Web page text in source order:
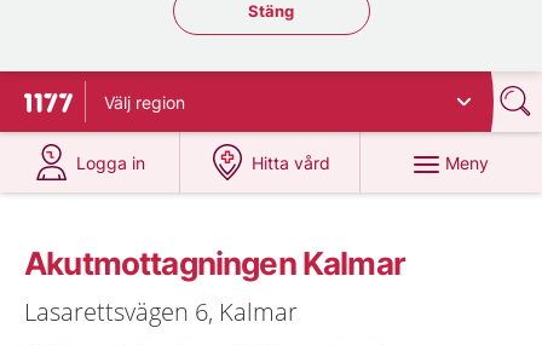
Stäng regionsväljaren
Stäng
Till startsidan för 1177
Välj region
Logga in
på 1177.se
Hitta vård
på 1177.se
Meny
Akutmottagningen Kalmar
Lasarettsvägen 6, Kalmar